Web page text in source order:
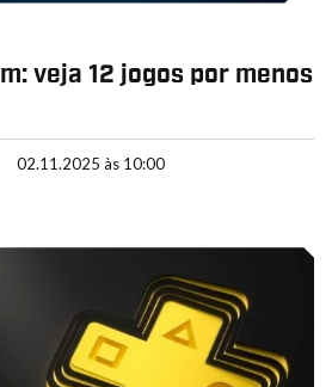
veja 12 jogos por menos
02.11.2025 às 10:00